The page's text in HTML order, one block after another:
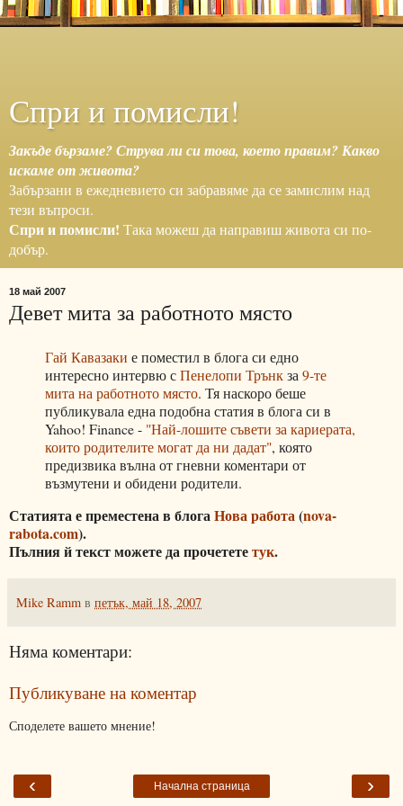
Спри и помисли!
Закъде бързаме? Струва ли си това, което правим? Какво
искаме от живота?
Забързани в ежедневието си забравяме да се замислим над
тези въпроси.
Спри и помисли! Така можеш да направиш живота си по-
добър.
18 май 2007
Девет мита за работното място
Гай Кавазаки е поместил в блога си едно
интересно интервю сПенелопи Трънкза 9-те
мита на работното място. Тя наскоро беше
публикувала една подобна статия в блога си в
Yahoo! Finance - "Най-лошите съвети за кариерата,
които родителите могат да ни дадат", която
предизвика вълна от гневни коментари от
възмутени и обидени родители.
Статията е преместена в блога Нова работа (nova-
rabota.com).
Пълния й текст можете да прочетететук.
Mike Ramm в петък, май 18, 2007
Няма коментари:
Публикуване на коментар
Споделете вашето мнение!
‹ ›
Начална страница